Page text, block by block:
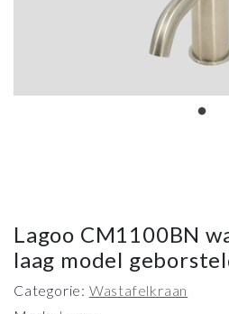
Lagoo CM1100BN
laag model
Categorie: Wastafelkraan